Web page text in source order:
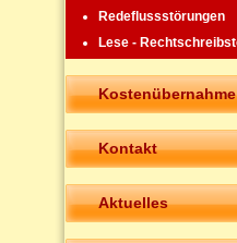
Redeflussstörungen
Lese -
Kostenübernahme
Kontakt
Aktuelles